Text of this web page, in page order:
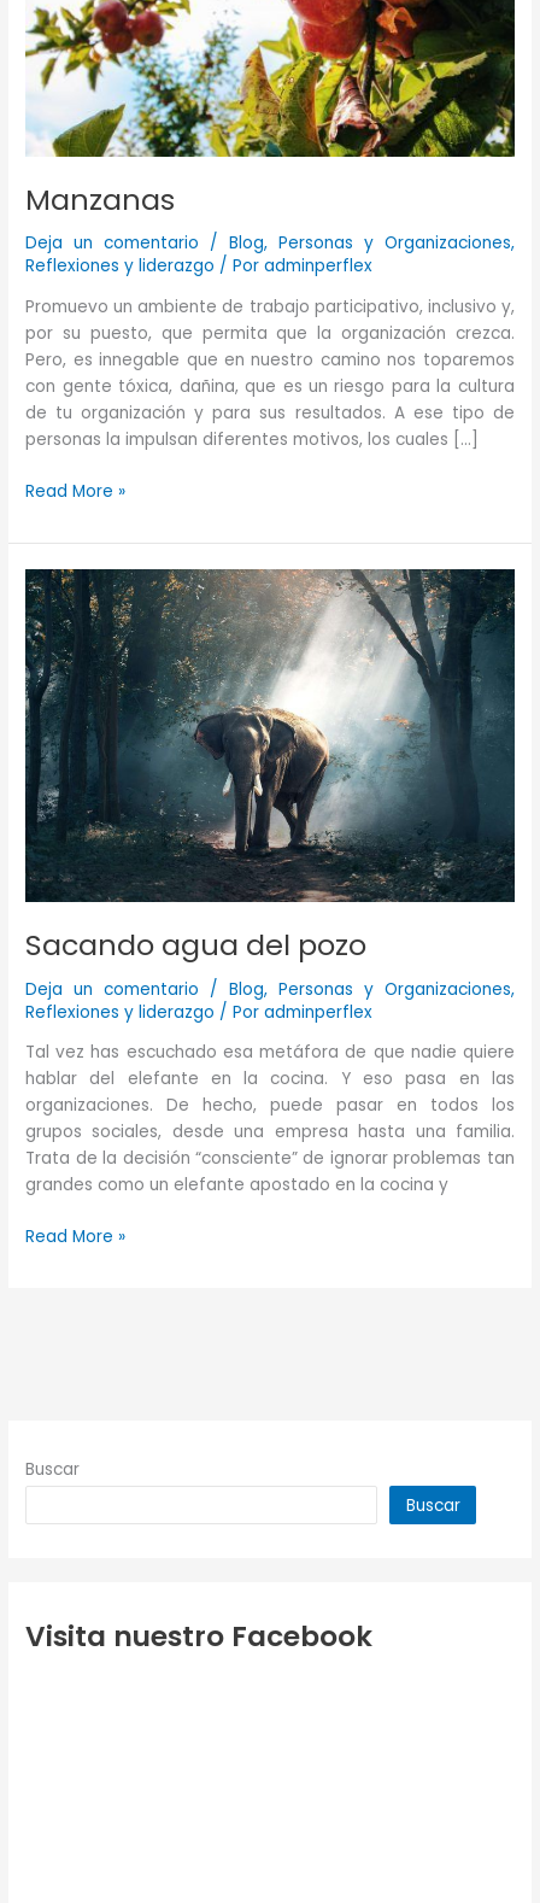
Manzanas
Deja un comentario /Blog,Personas y Organizaciones,
Reflexiones y liderazgo / Poradminperflex
Promuevo un ambiente de trabajo participativo, inclusivo y,
por su puesto, que permita que la organización crezca.
Pero, es innegable que en nuestro camino nos toparemos
con gente tóxica, dañina, que es un riesgo para la cultura
de tu organización y para sus resultados. A ese tipo de
personas la impulsan diferentes motivos, los cuales […]
Manzanas
Read More »
Sacando agua del pozo
Deja un comentario /Blog,Personas y Organizaciones,
Reflexiones y liderazgo / Poradminperflex
Tal vez has escuchado esa metáfora de que nadie quiere
hablar del elefante en la cocina. Y eso pasa en las
organizaciones. De hecho, puede pasar en todos los
grupos sociales, desde una empresa hasta una familia.
Trata de la decisión “consciente” de ignorar problemas tan
grandes como un elefante apostado en la cocina y
Sacando
Read More »
Buscar
Buscar
Visita nuestro Facebook